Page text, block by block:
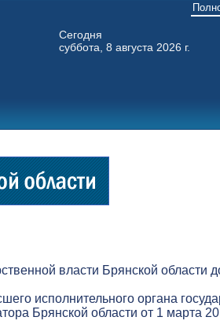
Сегодня
суббота, 8 августа 2026 г.
власти Брянской области
исполнительного органа
Брянской области от 1 марта